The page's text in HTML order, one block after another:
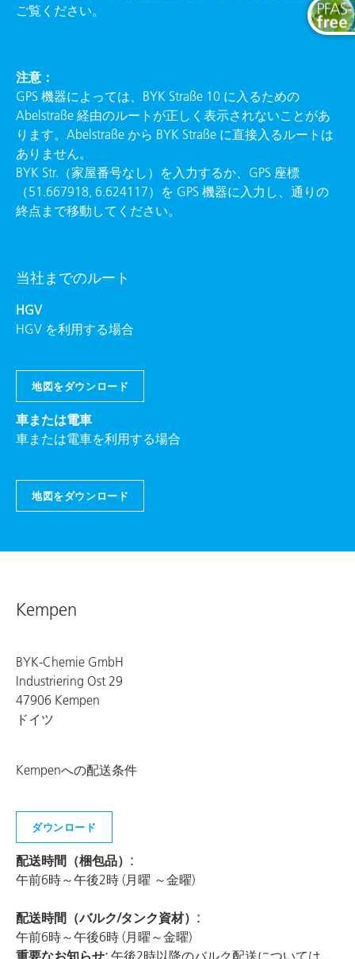
ご覧ください。
注意：
GPS 機器によっては、BYK Straße 10 に入るための
Abelstraße 経由のルートが正しく表示されないことがあ
ります。Abelstraße から BYK Straße に直接入るルートは
ありません。
BYK Str.（家屋番号なし）を入力するか、GPS 座標
（51.667918, 6.624117）を GPS 機器に入力し、通りの
終点まで移動してください。
当社までのルート
HGV
HGV を利用する場合
地図をダウンロード
車または電車
車または電車を利用する場合
地図をダウンロード
Kempen
BYK-Chemie GmbH
Industriering Ost 29
47906 Kempen
ドイツ
Kempenへの配送条件
ダウンロード
配送時間（梱包品）:
午前6時～午後2時 (月曜 ～金曜)
配送時間（バルク/タンク資材）:
午前6時～午後6時 (月曜～金曜)
重要なお知らせ: 午後2時以降のバルク配送については、